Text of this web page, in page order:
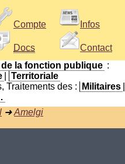
Compte
Docs
Infos
Contact
la fonction publique :
Territoriale
Traitements des :
Militaires
➜Amelgi